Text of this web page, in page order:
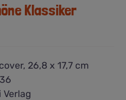
Klassiker
26,8 x 17,7 cm
Verlag